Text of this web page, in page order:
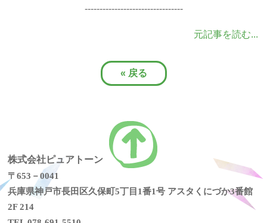
---------------------------------
元記事を読む...
« 戻る
株式会社ピュアトーン
〒653－0041
兵庫県神戸市長田区久保町5丁目1番1号 アスタくにづか3番館
2F 214